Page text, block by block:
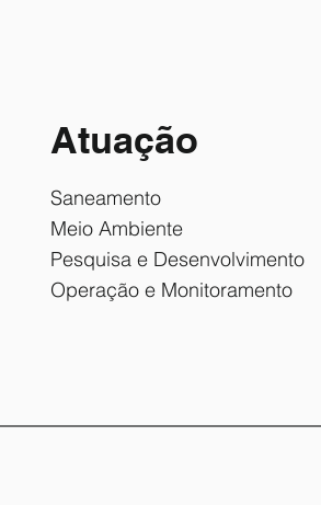
Atuação
Saneamento
Meio Ambiente
Pesquisa e Desenvolvimento
Operação e Monitoramento